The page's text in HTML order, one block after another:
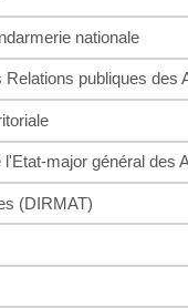
nationale
Relations publiques des
major général des
(DIRMAT)